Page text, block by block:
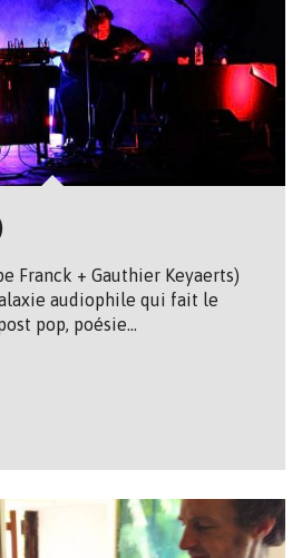
Franck + Gauthier Keyaerts)
audiophile qui fait le
pop, poésie…